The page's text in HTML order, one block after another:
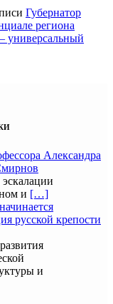
Губернатор
региона
универсальный
Александра
и […]
русской крепости
и